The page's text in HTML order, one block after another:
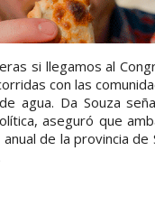
si llegamos al
con las
agua. Da Souza
aseguró que
de la provincia